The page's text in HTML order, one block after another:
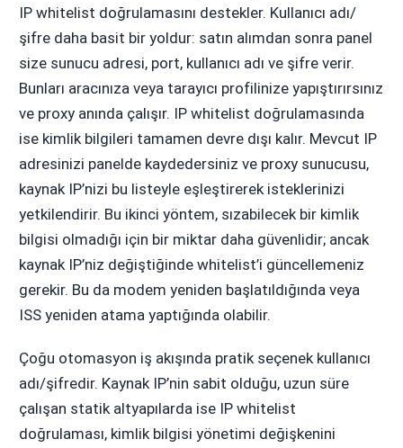
IP whitelist doğrulamasını destekler. Kullanıcı adı/
şifre daha basit bir yoldur: satın alımdan sonra panel
size sunucu adresi, port, kullanıcı adı ve şifre verir.
Bunları aracınıza veya tarayıcı profilinize yapıştırırsınız
ve proxy anında çalışır. IP whitelist doğrulamasında
ise kimlik bilgileri tamamen devre dışı kalır. Mevcut IP
adresinizi panelde kaydedersiniz ve proxy sunucusu,
kaynak IP’nizi bu listeyle eşleştirerek isteklerinizi
yetkilendirir. Bu ikinci yöntem, sızabilecek bir kimlik
bilgisi olmadığı için bir miktar daha güvenlidir; ancak
kaynak IP’niz değiştiğinde whitelist’i güncellemeniz
gerekir. Bu da modem yeniden başlatıldığında veya
ISS yeniden atama yaptığında olabilir.
Çoğu otomasyon iş akışında pratik seçenek kullanıcı
adı/şifredir. Kaynak IP’nin sabit olduğu, uzun süre
çalışan statik altyapılarda ise IP whitelist
doğrulaması, kimlik bilgisi yönetimi değişkenini